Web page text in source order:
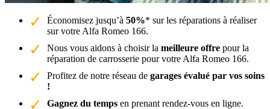
Économisez jusqu’à 50%* sur les réparations à réaliser
sur votre Alfa Romeo 166.
Nous vous aidons à choisir la meilleure offre pour la
réparation de carrosserie pour votre Alfa Romeo 166.
Profitez de notre réseau de garages évalué par vos soins
!
Gagnez du temps en prenant rendez-vous en ligne.